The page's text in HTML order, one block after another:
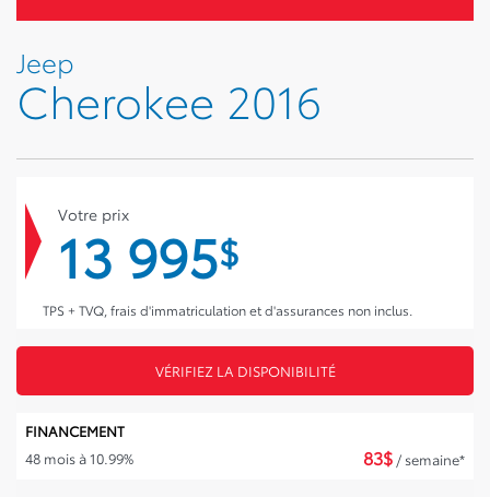
Jeep
Cherokee 2016
Votre prix
13 995$
TPS + TVQ, frais d'immatriculation et d'assurances non inclus.
VÉRIFIEZ LA DISPONIBILITÉ
FINANCEMENT
48 mois à 10.99%
83$ / semaine*